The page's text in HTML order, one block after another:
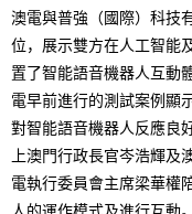
澳電與普強（國際）科技
位，展示雙方在人工智能
置了智能語音機器人互動
電早前進行的測試案例顯
對智能語音機器人反應良
上澳門行政長官岑浩輝
電執行委員會主席梁華權